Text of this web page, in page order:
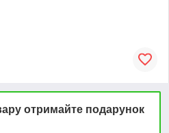
отримайте подарунок